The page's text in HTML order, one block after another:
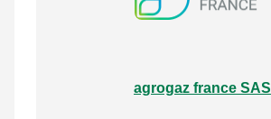
agrogaz france SAS